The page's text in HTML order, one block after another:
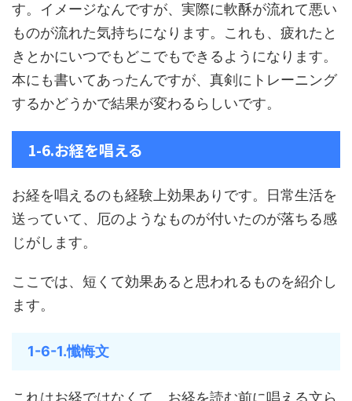
す。イメージなんですが、実際に軟酥が流れて悪い
ものが流れた気持ちになります。これも、疲れたと
きとかにいつでもどこでもできるようになります。
本にも書いてあったんですが、真剣にトレーニング
するかどうかで結果が変わるらしいです。
1-6.お経を唱える
お経を唱えるのも経験上効果ありです。日常生活を
送っていて、厄のようなものが付いたのが落ちる感
じがします。
ここでは、短くて効果あると思われるものを紹介し
ます。
1-6-1.懺悔文
これはお経ではなくて、お経を読む前に唱える文ら